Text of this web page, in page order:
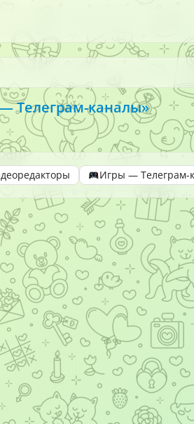
Телеграм-каналы»
Игры — Телеграм-